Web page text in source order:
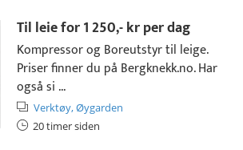
Til leie for1 250,- krper dag
Kompressor og Boreutstyr til leige.
Priser finner du på Bergknekk.no. Har
også si ...
Verktøy,Øygarden
20 timer siden